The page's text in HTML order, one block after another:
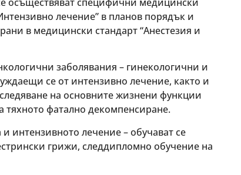
лечение” в планов порядък и
в медицински стандарт “Анестезия и
заболявания – гинекологични и
се от интензивно лечение, както и
на основните жизнени функции
тяхното фатално декомпенсиране.
интензивното лечение – обучават се
грижи, следдипломно обучение на